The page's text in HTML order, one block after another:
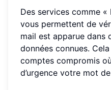
Des services comme «
vous permettent de
mail est apparue dans
données connues.
comptes compromis
d’urgence votre mot